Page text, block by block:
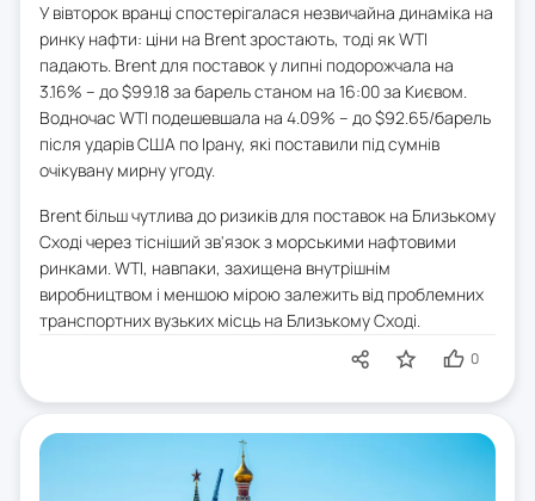
У вівторок вранці спостерігалася незвичайна динаміка на
ринку нафти: ціни на Brent зростають, тоді як WTI
падають. Brent для поставок у липні подорожчала на
3.16% – до $99.18 за барель станом на 16:00 за Києвом.
Водночас WTI подешевшала на 4.09% – до $92.65/барель
після ударів США по Ірану, які поставили під сумнів
очікувану мирну угоду.
Brent більш чутлива до ризиків для поставок на Близькому
Сході через тісніший зв'язок з морськими нафтовими
ринками. WTI, навпаки, захищена внутрішнім
виробництвом і меншою мірою залежить від проблемних
транспортних вузьких місць на Близькому Сході.
0